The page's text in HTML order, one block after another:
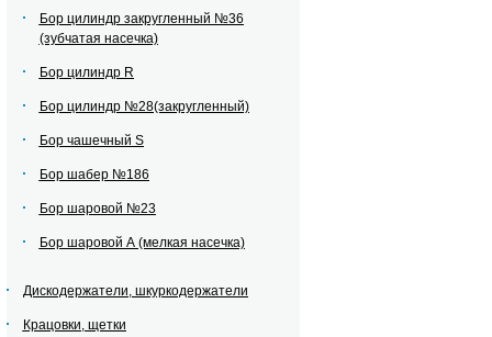
Бор цилиндр закругленный №36
(зубчатая насечка)
Бор цилиндр R
Бор цилиндр №28(закругленный)
Бор чашечный S
Бор шабер №186
Бор шаровой №23
Бор шаровой А (мелкая насечка)
Дискодержатели, шкуркодержатели
Крацовки, щетки